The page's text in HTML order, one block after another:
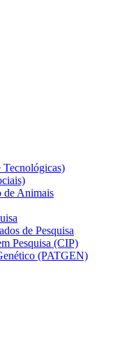
Tecnológicas)
de Animais
de Pesquisa
Pesquisa (CIP)
(PATGEN)